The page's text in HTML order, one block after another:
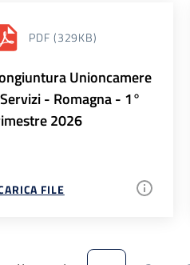
PDF (329KB)
Unioncamere
- Romagna - 1°
2026
FILE